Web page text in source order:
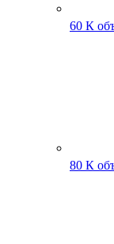
60 К
80 К